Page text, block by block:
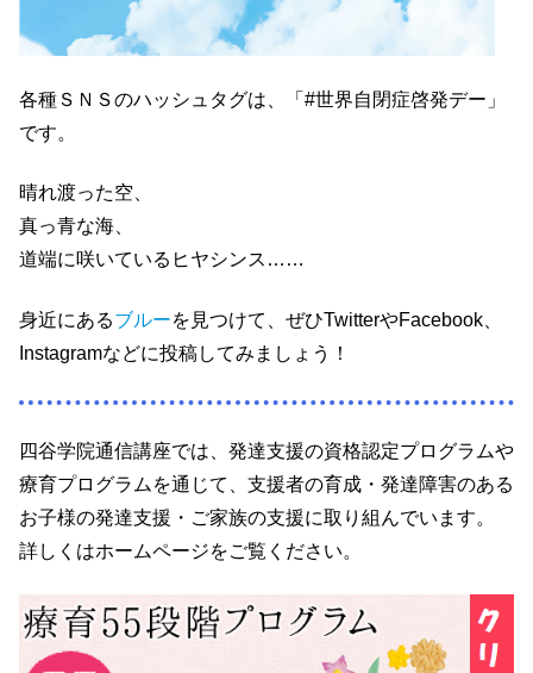
各種ＳＮＳのハッシュタグは、「#世界自閉症啓発デー」
です。
晴れ渡った空、
真っ青な海、
道端に咲いているヒヤシンス……
身近にあるブルーを見つけて、ぜひTwitterやFacebook、
Instagramなどに投稿してみましょう！
四谷学院通信講座では、発達支援の資格認定プログラムや
療育プログラムを通じて、支援者の育成・発達障害のある
お子様の発達支援・ご家族の支援に取り組んでいます。
詳しくはホームページをご覧ください。